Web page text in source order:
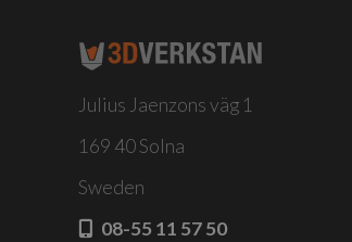
Julius Jaenzons väg 1
169 40 Solna
Sweden
08-55 11 57 50